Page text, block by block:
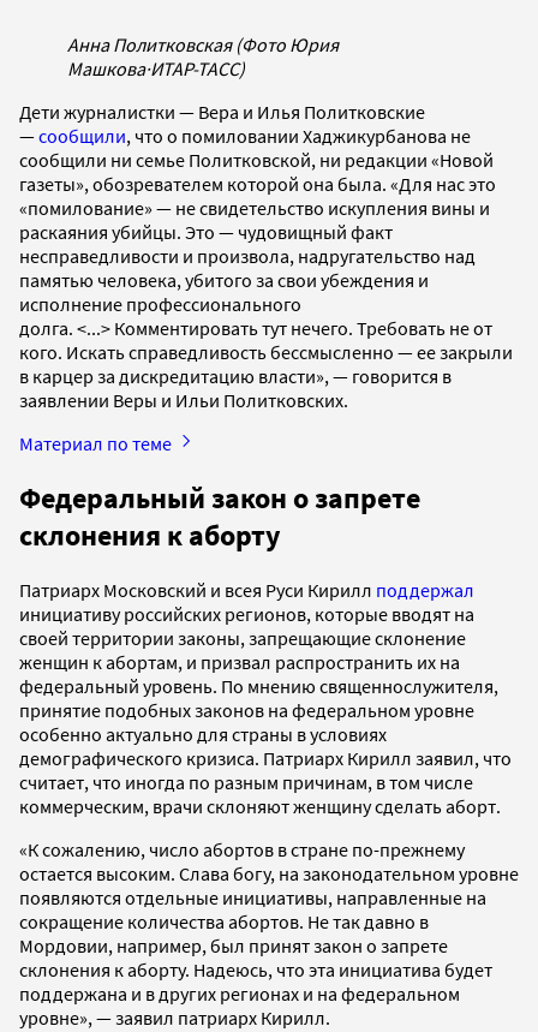
Анна Политковская (Фото Юрия
Машкова·ИТАР-ТАСС)
Дети журналистки — Вера и Илья Политковские
—сообщили, что о помиловании Хаджикурбанова не
сообщили ни семье Политковской, ни редакции «Новой
газеты», обозревателем которой она была. «Для нас это
«помилование» — не свидетельство искупления вины и
раскаяния убийцы. Это — чудовищный факт
несправедливости и произвола, надругательство над
памятью человека, убитого за свои убеждения и
исполнение профессионального
долга. <...> Комментировать тут нечего. Требовать не от
кого. Искать справедливость бессмысленно — ее закрыли
в карцер за дискредитацию власти», — говорится в
заявлении Веры и Ильи Политковских.
Материал по теме
Федеральный закон о запрете
склонения к аборту
Патриарх Московский и всея Руси Кирилл поддержал
инициативу российских регионов, которые вводят на
своей территории законы, запрещающие склонение
женщин к абортам, и призвал распространить их на
федеральный уровень. По мнению священнослужителя,
принятие подобных законов на федеральном уровне
особенно актуально для страны в условиях
демографического кризиса. Патриарх Кирилл заявил, что
считает, что иногда по разным причинам, в том числе
коммерческим, врачи склоняют женщину сделать аборт.
«К сожалению, число абортов в стране по-прежнему
остается высоким. Слава богу, на законодательном уровне
появляются отдельные инициативы, направленные на
сокращение количества абортов. Не так давно в
Мордовии, например, был принят закон о запрете
склонения к аборту. Надеюсь, что эта инициатива будет
поддержана и в других регионах и на федеральном
уровне», — заявил патриарх Кирилл.